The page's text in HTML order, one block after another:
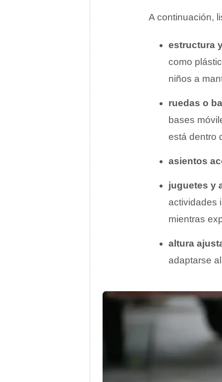
A continuación,
estructura
como
niños a
ruedas o
bases
está dentro
asientos
juguetes y
actividades
mientras
altura
adaptarse